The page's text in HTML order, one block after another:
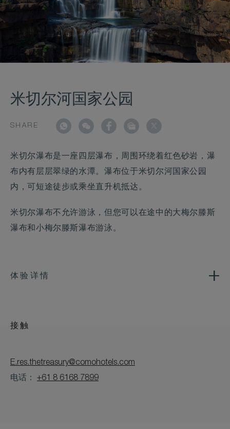
米切尔河国家公园
SHARE
米切尔瀑布是一座四层瀑布，周围环绕着红色砂岩，瀑
布内有层层翠绿的水潭。瀑布位于米切尔河国家公园
内，可短途徒步或乘坐直升机抵达。
米切尔瀑布不允许游泳，但您可以在途中的大梅尔滕斯
瀑布和小梅尔滕斯瀑布游泳。
体验详情
接触
E.res.thetreasury@comohotels.com
电话： +61 8 6168 7899